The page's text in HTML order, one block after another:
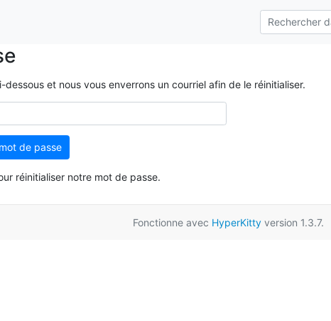
et nous vous enverrons un courriel afin de le réinitialiser.
de passe
réinitialiser notre mot de passe.
Fonctionne avec HyperKittyversion 1.3.7.